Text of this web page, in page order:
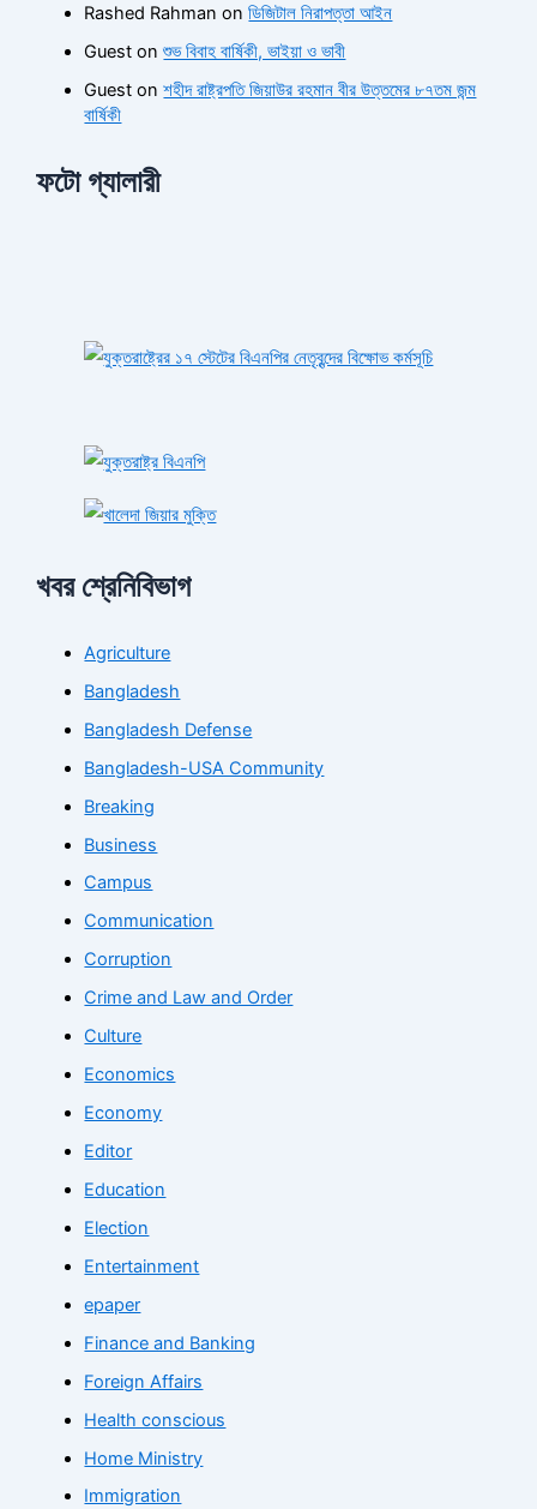
Rashed Rahman onডিজিটাল নিরাপত্তা আইন
Guest onশুভ বিবাহ বার্ষিকী, ভাইয়া ও ভাবী
Guest onশহীদ রাষ্ট্রপতি জিয়াউর রহমান বীর উত্তমের ৮৭তম জন্ম
বার্ষিকী
ফটো গ্যালারী
খবর শ্রেনিবিভাগ
Agriculture
Bangladesh
Bangladesh Defense
Bangladesh-USA Community
Breaking
Business
Campus
Communication
Corruption
Crime and Law and Order
Culture
Economics
Economy
Editor
Education
Election
Entertainment
epaper
Finance and Banking
Foreign Affairs
Health conscious
Home Ministry
Immigration